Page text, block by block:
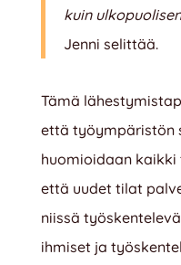
kuin
Jenni selittää.
Tämä
että työympäristön
huomioidaan
että uudet tilat
niissä
ihmiset ja